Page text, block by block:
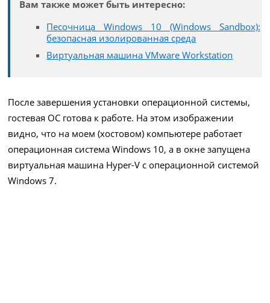
Вам также может быть интересно:
Песочница Windows 10 (Windows Sandbox):
безопасная изолированная среда
Виртуальная машина VMware Workstation
После завершения установки операционной системы,
гостевая ОС готова к работе. На этом изображении
видно, что на моем (хостовом) компьютере работает
операционная система Windows 10, а в окне запущена
виртуальная машина Hyper-V с операционной системой
Windows 7.